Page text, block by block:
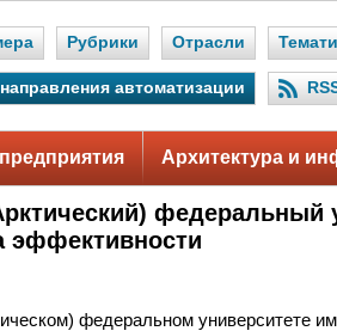
Рубрики Отрасли
автоматизации
Архитектура и
федеральный
эффективности
федеральном университете